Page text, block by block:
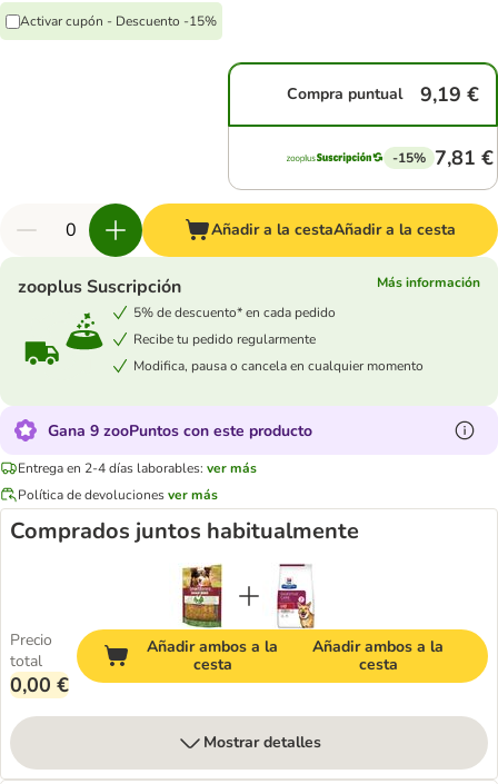
Activar cupón - Descuento -15%
Compra puntual 9,19 €
-15% 7,81 €
Añadir a la cestaAñadir a la cesta
zooplus Suscripción
Más información
5% de descuento* en cada pedido
Recibe tu pedido regularmente
Modifica, pausa o cancela en cualquier momento
Gana 9 zooPuntos con este producto
Entrega en 2-4 días laborables: ver más
Política de devolucionesver más
Comprados juntos habitualmente
Precio
total
0,00 €
Añadir ambos a la
cesta
Añadir ambos a la
cesta
Mostrar detalles